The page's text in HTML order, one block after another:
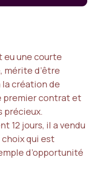
eu une courte
mérite d’être
création de
premier contrat et
précieux.
12 jours, il a vendu
choix qui est
d’opportunité